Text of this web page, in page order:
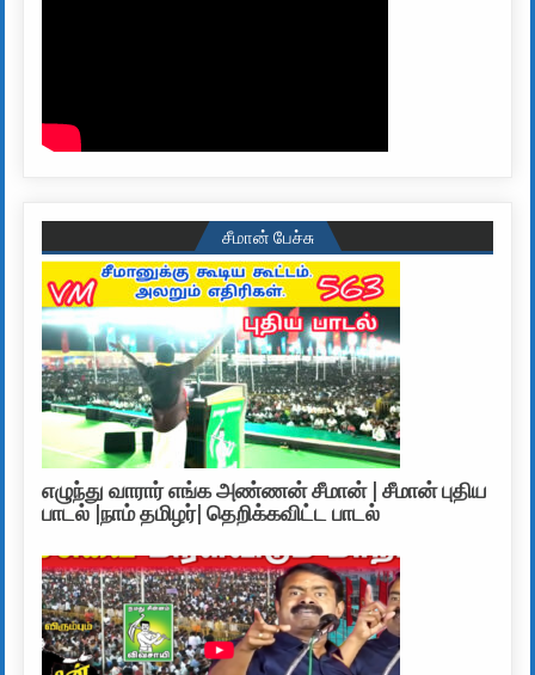
சீமான் பேச்சு
எழுந்து வாரார் எங்க அண்ணன் சீமான் | சீமான் புதிய
பாடல் |நாம் தமிழர்| தெறிக்கவிட்ட பாடல்